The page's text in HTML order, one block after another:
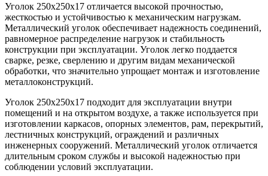
Уголок 250х250х17 отличается высокой прочностью,
жесткостью и устойчивостью к механическим нагрузкам.
Металлический уголок обеспечивает надежность соединений,
равномерное распределение нагрузок и стабильность
конструкции при эксплуатации. Уголок легко поддается
сварке, резке, сверлению и другим видам механической
обработки, что значительно упрощает монтаж и изготовление
металлоконструкций.
Уголок 250х250х17 подходит для эксплуатации внутри
помещений и на открытом воздухе, а также используется при
изготовлении каркасов, опорных элементов, рам, перекрытий,
лестничных конструкций, ограждений и различных
инженерных сооружений. Металлический уголок отличается
длительным сроком службы и высокой надежностью при
соблюдении условий эксплуатации.